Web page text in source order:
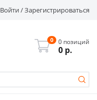
Войти/Зарегистрироваться
0 0 позиций
0 р.